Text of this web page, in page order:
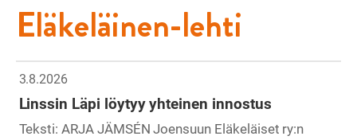
Eläkeläinen-lehti
3.8.2026
Linssin Läpi löytyy yhteinen innostus
Teksti: ARJA JÄMSÉN Joensuun Eläkeläiset ry:n